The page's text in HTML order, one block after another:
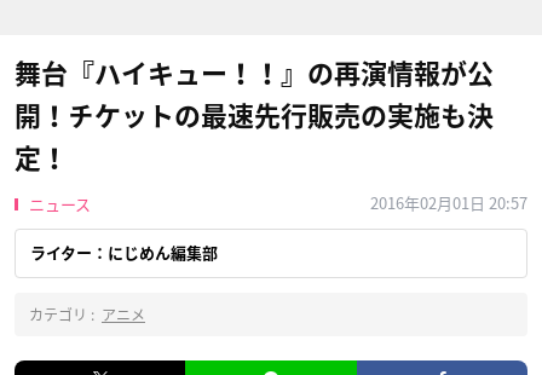
舞台『ハイキュー！！』の再演情報が公
開！チケットの最速先行販売の実施も決
定！
ニュース 2016年02月01日 20:57
ライター：にじめん編集部
カテゴリ : アニメ